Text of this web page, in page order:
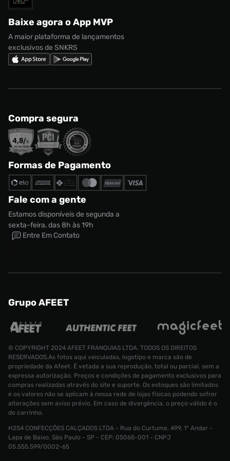
Tênis Puma MB.02 Iridescent Masculino
Nike Shox
Regulamento CRM/ CASHBACK
Regulamento Cupom
Baixe agora o App MVP
A maior plataforma de lançamentos
exclusivos de SNKRS
Compra segura
Formas de Pagamento
Fale com a gente
Estamos disponíveis de segunda a
sexta-feira, das 8h às 19h
Entre Em Contato
Grupo AFEET
© COPYRIGHT 2024 AFEET FRANQUIAS LTDA. TODOS OS DIREITOS
RESERVADOS.As fotos aqui veiculadas, logotipo e marca são de
propriedade da Afeet. É vetada a sua reprodução, total ou parcial, sem a
expressa autorização. Preços e condições de pagamento exclusivos para
compras realizadas através do site e suporte. Os estoques são limitados
e os valores não se aplicam à nossa rede de lojas físicas podendo sofrer
alterações sem aviso prévio. Em caso de divergência, o preço válido é o
do carrinho.
H2S4 CONFECÇÕES CALÇADOS LTDA - Rua do Curtume, 499, 1° Andar -
Lapa de Baixo, São Paulo - SP - CEP: 05065-001 - CNPJ
05.555.599/0002-65